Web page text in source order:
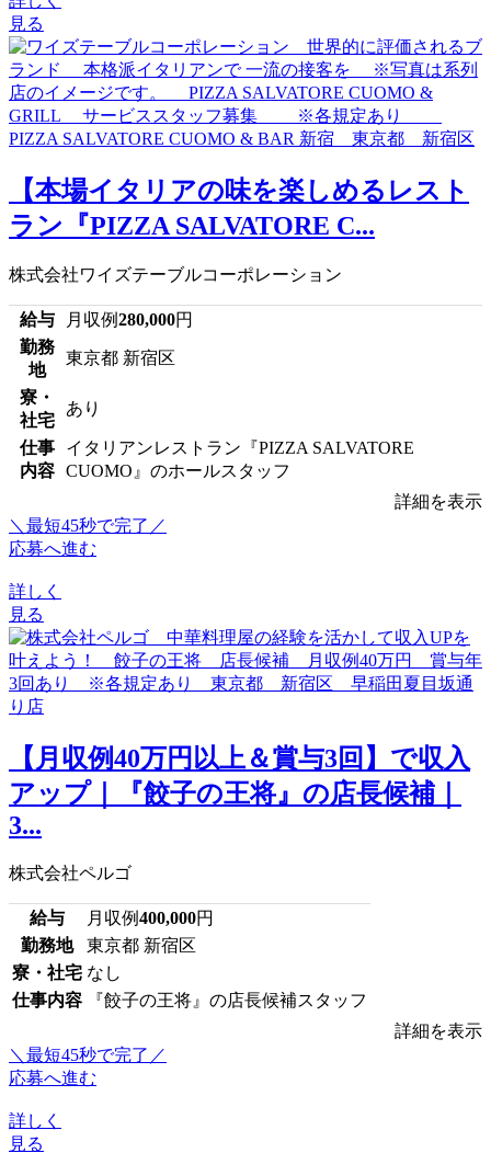
見る
【本場イタリアの味を楽しめるレスト
ラン『PIZZA SALVATORE C...
株式会社ワイズテーブルコーポレーション
給与 月収例280,000円
勤務
地
東京都 新宿区
寮・
社宅
あり
仕事
内容
イタリアンレストラン『PIZZA SALVATORE
CUOMO』のホールスタッフ
詳細を表示
＼最短45秒で完了／
応募へ進む
詳しく
見る
【月収例40万円以上＆賞与3回】で収入
アップ｜『餃子の王将』の店長候補｜
3...
株式会社ペルゴ
給与 月収例400,000円
勤務地
東京都 新宿区
寮・社宅 なし
仕事内容
『餃子の王将』の店長候補スタッフ
詳細を表示
＼最短45秒で完了／
応募へ進む
詳しく
見る